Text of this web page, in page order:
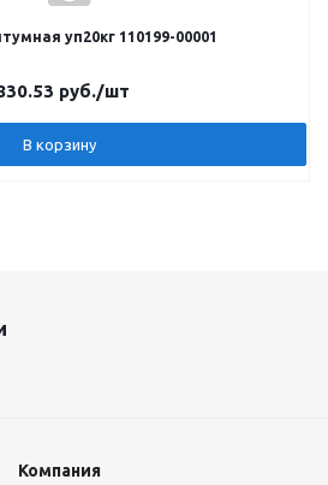
уп20кг 110199-00001
руб./шт
В корзину
Компания